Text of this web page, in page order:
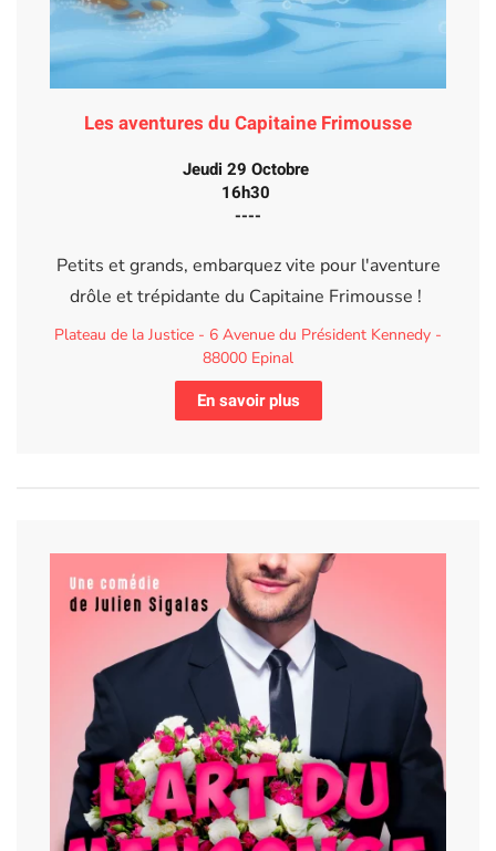
Les aventures du Capitaine Frimousse
Jeudi 29 Octobre
16h30
----
Petits et grands, embarquez vite pour l'aventure
drôle et trépidante du Capitaine Frimousse !
Plateau de la Justice - 6 Avenue du Président Kennedy -
88000 Epinal
En savoir plus